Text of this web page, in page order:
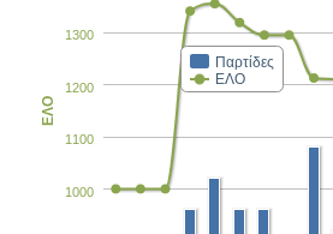
Παρτίδες
ΕΛΟ
1000
1100
1200
1300
ΕΛΟ